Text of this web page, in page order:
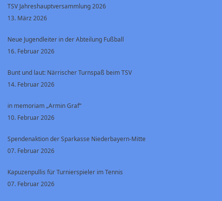
TSV Jahreshauptversammlung 2026
13. März 2026
Neue Jugendleiter in der Abteilung Fußball
16. Februar 2026
Bunt und laut: Närrischer Turnspaß beim TSV
14. Februar 2026
in memoriam „Armin Graf“
10. Februar 2026
Spendenaktion der Sparkasse Niederbayern-Mitte
07. Februar 2026
Kapuzenpullis für Turnierspieler im Tennis
07. Februar 2026